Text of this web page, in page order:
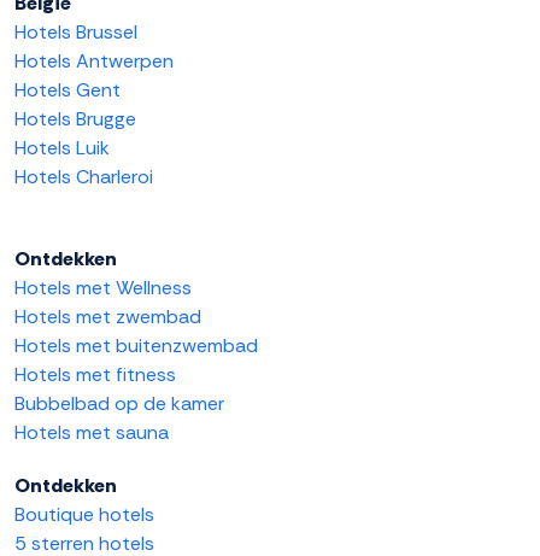
Hotels Brussel
Hotels Antwerpen
Hotels Gent
Hotels Brugge
Hotels Luik
Hotels Charleroi
Ontdekken
Hotels met Wellness
Hotels met zwembad
Hotels met buitenzwembad
Hotels met fitness
Bubbelbad op de kamer
Hotels met sauna
Ontdekken
Boutique hotels
5 sterren hotels